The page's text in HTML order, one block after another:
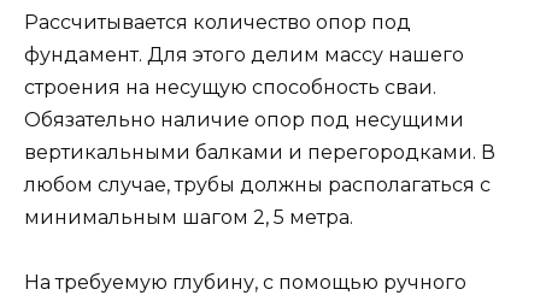
Рассчитывается количество опор под
фундамент. Для этого делим массу нашего
строения на несущую способность сваи.
Обязательно наличие опор под несущими
вертикальными балками и перегородками. В
любом случае, трубы должны располагаться с
минимальным шагом 2, 5 метра.
На требуемую глубину, с помощью ручного